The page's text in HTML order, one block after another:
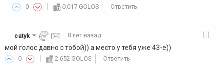
0 0.017 GOLOS Ответить
[-]
catyk · 8 лет назад
мой голос давно с тобой)) а место у тебя уже 43-е))
0 2.652 GOLOS Ответить